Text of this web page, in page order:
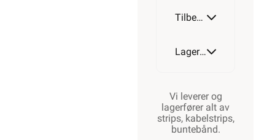
Tilbehør
Lagerstatus
Vi leverer og
lagerfører alt av
strips, kabelstrips,
buntebånd.